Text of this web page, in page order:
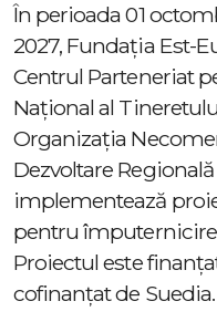
În perioada 01
2027, Fundația Est-
Centrul Parteneriat
Național al
Organizația
Dezvoltare
implementează
pentru
Proiectul este
cofinanțat de Suedia.